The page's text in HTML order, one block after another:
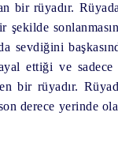
bir rüyadır.
şekilde
sevdiğini
ettiği ve
bir rüyadır.
derece yerinde